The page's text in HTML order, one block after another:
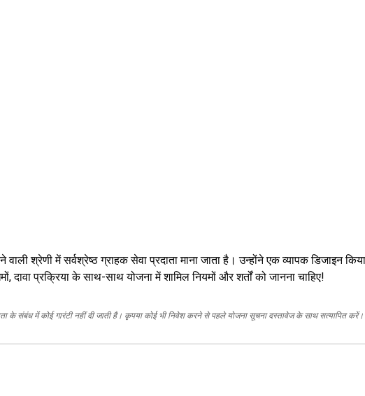
श्रेणी में सर्वश्रेष्ठ ग्राहक सेवा प्रदाता माना जाता है। उन्होंने एक व्यापक डिजाइन
प्रक्रिया के साथ-साथ योजना में शामिल नियमों और शर्तों को जानना चाहिए!
के संबंध में कोई गारंटी नहीं दी जाती है। कृपया कोई भी निवेश करने से पहले योजना सूचना दस्तावेज के साथ सत्यापित करें।